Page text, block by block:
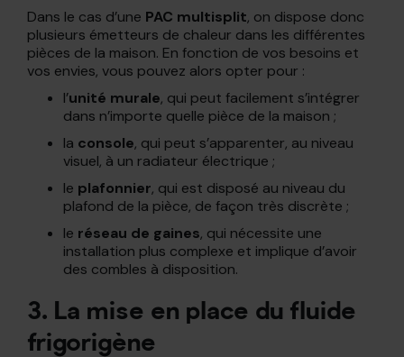
Dans le cas d’une PAC multisplit, on dispose donc
plusieurs émetteurs de chaleur dans les différentes
pièces de la maison. En fonction de vos besoins et
vos envies, vous pouvez alors opter pour :
l’unité murale, qui peut facilement s’intégrer
dans n’importe quelle pièce de la maison ;
la console, qui peut s’apparenter, au niveau
visuel, à un radiateur électrique ;
le plafonnier, qui est disposé au niveau du
plafond de la pièce, de façon très discrète ;
le réseau de gaines, qui nécessite une
installation plus complexe et implique d’avoir
des combles à disposition.
3. La mise en place du fluide
frigorigène